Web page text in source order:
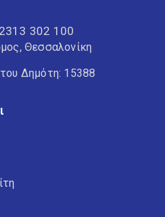
2313 302 100
Θεσσαλονίκη
Δημότη: 15388